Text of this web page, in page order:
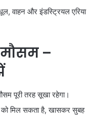
वाहन और इंडस्ट्रियल एरिया
मौसम –
पूरी तरह सूखा रहेगा।
मिल सकता है, खासकर सुबह